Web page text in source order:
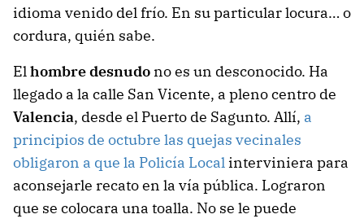
idioma venido del frío. En su particular locura… o
cordura, quién sabe.
Elhombre desnudono es un desconocido. Ha
llegado a la calle San Vicente, a pleno centro de
Valencia, desde el Puerto de Sagunto. Allí, a
principios de octubre las quejas vecinales
obligaron a que la Policía Localinterviniera para
aconsejarle recato en la vía pública. Lograron
que se colocara una toalla. No se le puede